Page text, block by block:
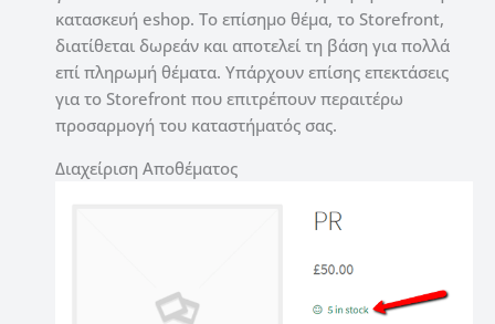
κατασκευή eshop. Το επίσημο θέμα, το Storefront,
διατίθεται δωρεάν και αποτελεί τη βάση για πολλά
επί πληρωμή θέματα. Υπάρχουν επίσης επεκτάσεις
για το Storefront που επιτρέπουν περαιτέρω
προσαρμογή του καταστήματός σας.
Διαχείριση Αποθέματος